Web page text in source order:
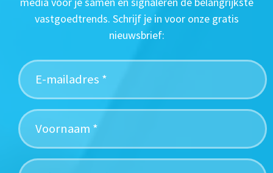
vastgoedtrends. Schrijf je in voor onze gratis
nieuwsbrief: